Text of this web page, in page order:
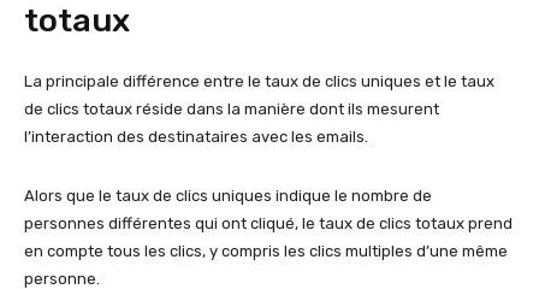
totaux
La principale différence entre le taux de clics uniques et le taux
de clics totaux réside dans la manière dont ils mesurent
l’interaction des destinataires avec les emails.
Alors que le taux de clics uniques indique le nombre de
personnes différentes qui ont cliqué, le taux de clics totaux prend
en compte tous les clics, y compris les clics multiples d’une même
personne.